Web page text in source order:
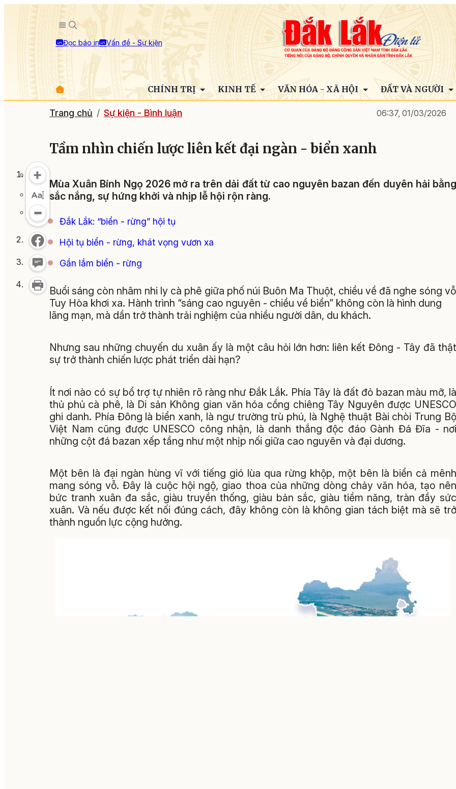
Đọc báo in Vấn đề - Sự kiện
CHÍNH TRỊ KINH TẾ VĂN HÓA - XÃ HỘI ĐẤT VÀ NGƯỜI
Trang chủ Sự kiện - Bình luận 06:37, 01/03/2026
Tầm nhìn chiến lược liên kết đại ngàn - biển xanh
Mùa Xuân Bính Ngọ 2026 mở ra trên dải đất từ cao nguyên bazan đến duyên hải bằng
sắc nắng, sự hứng khởi và nhịp lễ hội rộn ràng.
Đắk Lắk: “biển - rừng” hội tụ
Hội tụ biển - rừng, khát vọng vươn xa
Gần lắm biển - rừng
Buổi sáng còn nhâm nhi ly cà phê giữa phố núi Buôn Ma Thuột, chiều về đã nghe sóng vỗ
Tuy Hòa khơi xa. Hành trình “sáng cao nguyên - chiều về biển” không còn là hình dung
lãng mạn, mà dần trở thành trải nghiệm của nhiều người dân, du khách.
Nhưng sau những chuyến du xuân ấy là một câu hỏi lớn hơn: liên kết Đông - Tây đã thật
sự trở thành chiến lược phát triển dài hạn?
Ít nơi nào có sự bổ trợ tự nhiên rõ ràng như Đắk Lắk. Phía Tây là đất đỏ bazan màu mỡ, là
thủ phủ cà phê, là Di sản Không gian văn hóa cồng chiêng Tây Nguyên được UNESCO
ghi danh. Phía Đông là biển xanh, là ngư trường trù phú, là Nghệ thuật Bài chòi Trung Bộ
Việt Nam cũng được UNESCO công nhận, là danh thắng độc đáo Gành Đá Đĩa - nơi
những cột đá bazan xếp tầng như một nhịp nối giữa cao nguyên và đại dương.
Một bên là đại ngàn hùng vĩ với tiếng gió lùa qua rừng khộp, một bên là biển cả mênh
mang sóng vỗ. Đây là cuộc hội ngộ, giao thoa của những dòng chảy văn hóa, tạo nên
bức tranh xuân đa sắc, giàu truyền thống, giàu bản sắc, giàu tiềm năng, tràn đầy sức
xuân. Và nếu được kết nối đúng cách, đây không còn là không gian tách biệt mà sẽ trở
thành nguồn lực cộng hưởng.